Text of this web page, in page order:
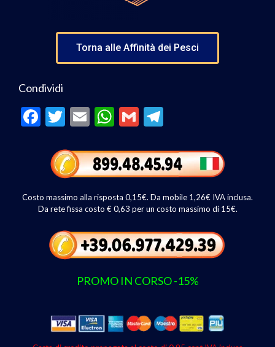
Torna alle Affinità dei Pesci
Condividi
F
o
o
k
T
itt
er
E
ai
l
W
at
s
A
p
p
G
ai
l
e
gr
a
m
Costo massimo alla risposta 0,15€. Da mobile 1,26€ IVA inclusa.
Da rete fissa costo € 0,63 per un costo massimo di 15€.
PROMO IN CORSO -15%